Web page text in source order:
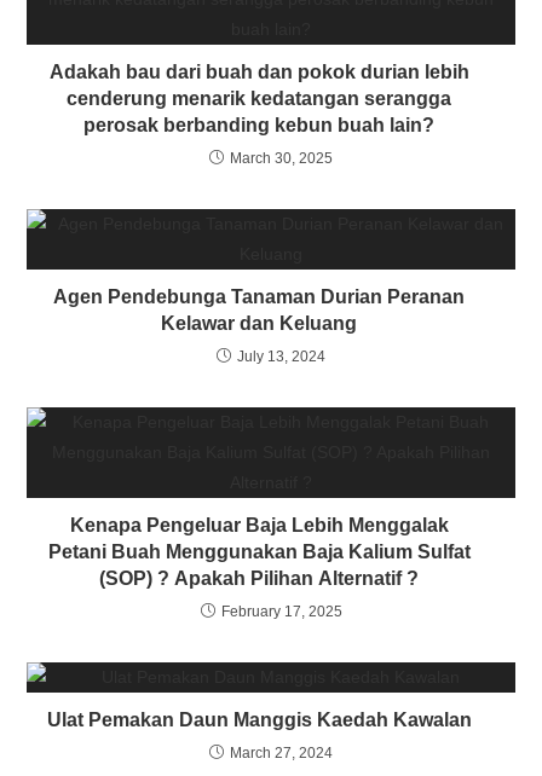
Adakah bau dari buah dan pokok durian lebih
cenderung menarik kedatangan serangga
perosak berbanding kebun buah lain?
March 30, 2025
Agen Pendebunga Tanaman Durian Peranan
Kelawar dan Keluang
July 13, 2024
Kenapa Pengeluar Baja Lebih Menggalak
Petani Buah Menggunakan Baja Kalium Sulfat
(SOP) ? Apakah Pilihan Alternatif ?
February 17, 2025
Ulat Pemakan Daun Manggis Kaedah Kawalan
March 27, 2024